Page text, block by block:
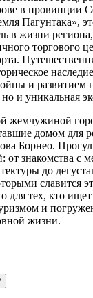
в провинции
Пагунтака»,
в жизни
торгового
и развитием
и уникальная
жемчужиной
домом для
Борнео.
от знакомства с
до
славится
для тех, кто
и
жизни.